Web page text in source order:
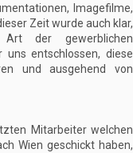
Imagefilme,
Zeit wurde auch klar,
der gewerblichen
uns entschlossen, diese
und ausgehend von
Mitarbeiter welchen
Wien geschickt haben,